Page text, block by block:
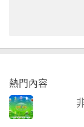
熱門內容